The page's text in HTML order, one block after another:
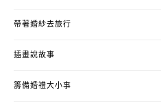
帶著婚紗去旅行
插畫說故事
籌備婚禮大小事